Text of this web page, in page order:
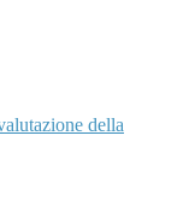
della